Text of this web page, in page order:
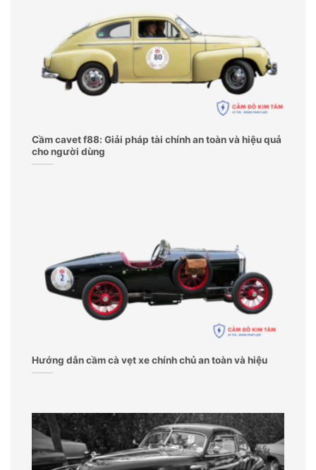
Cầm cavet f88: Giải pháp tài chính an toàn và hiệu quả
cho người dùng
Hướng dẫn cầm cà vẹt xe chính chủ an toàn và hiệu